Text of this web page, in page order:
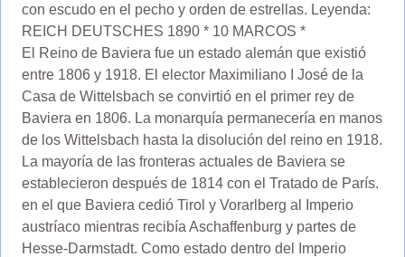
con escudo en el pecho y orden de estrellas. Leyenda:
REICH DEUTSCHES 1890 * 10 MARCOS *
El Reino de Baviera fue un estado alemán que existió
entre 1806 y 1918. El elector Maximiliano I José de la
Casa de Wittelsbach se convirtió en el primer rey de
Baviera en 1806. La monarquía permanecería en manos
de los Wittelsbach hasta la disolución del reino en 1918.
La mayoría de las fronteras actuales de Baviera se
establecieron después de 1814 con el Tratado de París.
en el que Baviera cedió Tirol y Vorarlberg al Imperio
austríaco mientras recibía Aschaffenburg y partes de
Hesse-Darmstadt. Como estado dentro del Imperio